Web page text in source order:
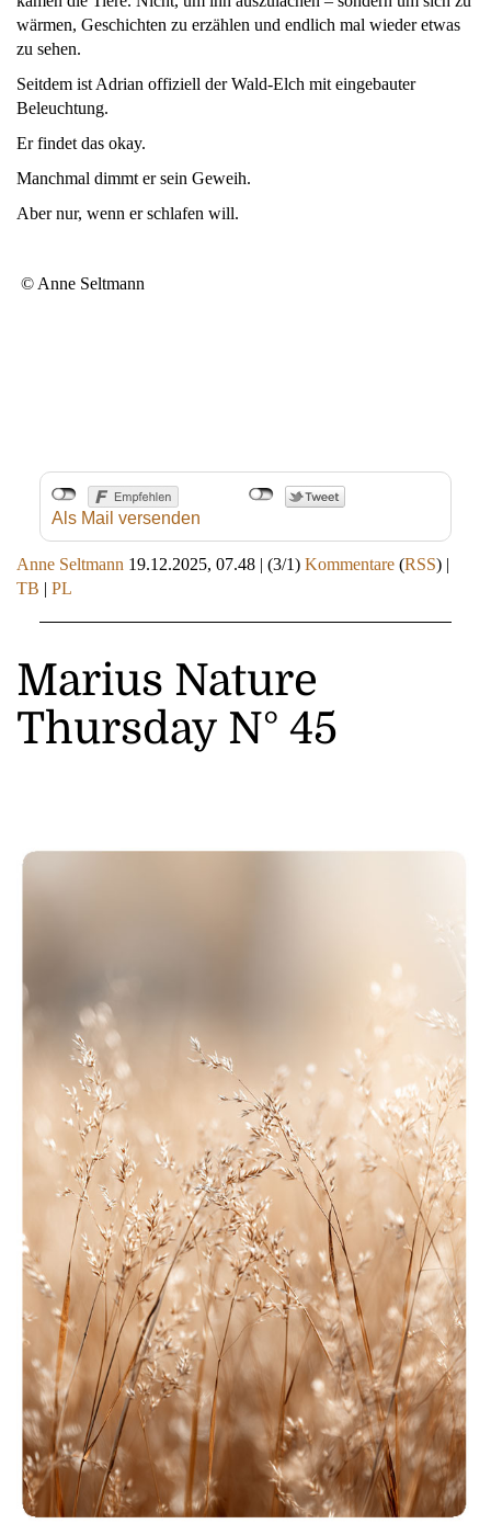
wärmen, Geschichten zu erzählen und endlich mal wieder etwas
zu sehen.
Seitdem ist Adrian offiziell der Wald-Elch mit eingebauter
Beleuchtung.
Er findet das okay.
Manchmal dimmt er sein Geweih.
Aber nur, wenn er schlafen will.
© Anne Seltmann
Als Mail versenden
Anne Seltmann 19.12.2025, 07.48 | (3/1) Kommentare (RSS) |
TB | PL
Marius Nature
Thursday N° 45